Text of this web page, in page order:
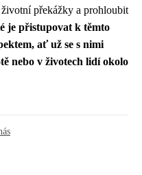
překážky a prohloubit
je přistupovat k těmto
ať už se s nimi
nebo v životech lidí okolo